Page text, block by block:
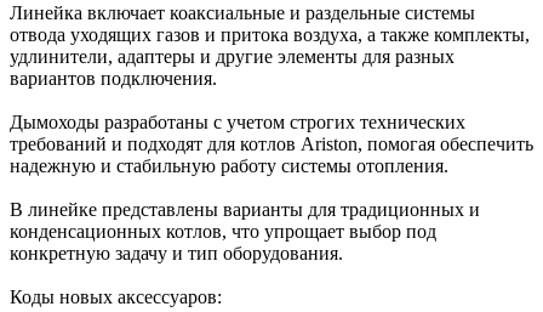
Линейка включает коаксиальные и раздельные системы
отвода уходящих газов и притока воздуха, а также комплекты,
удлинители, адаптеры и другие элементы для разных
вариантов подключения.
Дымоходы разработаны с учетом строгих технических
требований и подходят для котлов Ariston, помогая обеспечить
надежную и стабильную работу системы отопления.
В линейке представлены варианты для традиционных и
конденсационных котлов, что упрощает выбор под
конкретную задачу и тип оборудования.
Коды новых аксессуаров: